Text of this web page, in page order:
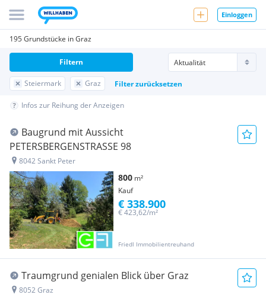
Einloggen
195 Grundstücke in Graz
Steiermark Graz Filter zurücksetzen
Filtern
Infos zur Reihung der Anzeigen
Baugrund mit Aussicht
PETERSBERGENSTRASSE 98
8042 Sankt Peter
800 m²
Kauf
Friedl Immobilientreuhand
€ 423,62/m²
€ 338.900
Traumgrund genialen Blick über Graz
8052 Graz